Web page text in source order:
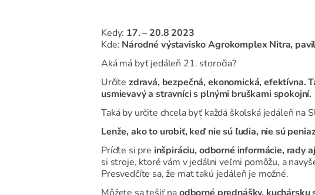
Kedy: 17. – 20.8 2023
Kde: Národné výstavisko Agrokomplex Nitra,
Aká má byť jedáleň 21. storočia?
Určite zdravá, bezpečná, ekonomická, efektívna.
usmievavý a stravníci s plnými bruškami spokojní.
Taká by určite chcela byť každá školská jedáleň na
Lenže, ako to urobiť, keď nie sú ľudia, nie sú
Príďte si pre inšpiráciu, odborné informácie, rady
si stroje, ktoré vám v jedálni veľmi pomôžu, a
Presvedčíte sa, že mať takú jedáleň je možné.